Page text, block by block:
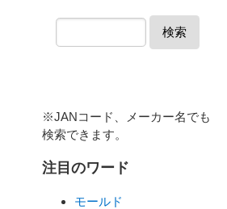
検索
※JANコード、メーカー名でも
検索できます。
注目のワード
モールド